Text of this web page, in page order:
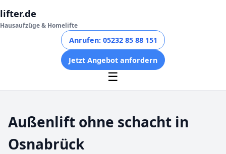
lifter.de
Hausaufzüge & Homelifte
Anrufen: 05232 85 88 151
Jetzt Angebot anfordern
☰
Außenlift ohne schacht in
Osnabrück